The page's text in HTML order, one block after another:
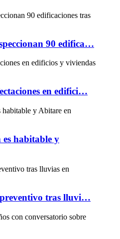
90 edifica…
en edifici…
habitable y
tras lluvi…